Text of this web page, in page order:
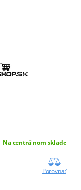
Na centrálnom sklade
Porovnať